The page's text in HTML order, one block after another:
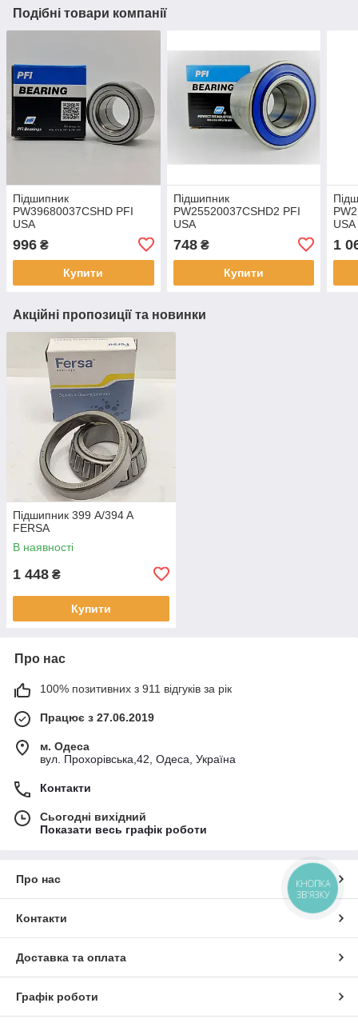
Подібні товари компанії
Підшипник
PW39680037CSHD PFI
USA
996 ₴
Купити
Підшипник
PW25520037CSHD2 PFI
USA
748₴
Купити
USA
1
Акційні пропозиції та новинки
Підшипник 399 A/394 A
FERSA
В наявності
1 448 ₴
Купити
Про нас
100% позитивних з 911 відгуків за рік
Працює з 27.06.2019
м. Одеса
вул. Прохорівська,42, Одеса, Україна
Контакти
Сьогодні вихідний
Показати весь графік роботи
Про нас
Контакти
Доставка та оплата
Графік роботи
КНОПКА
ЗВ'ЯЗКУ